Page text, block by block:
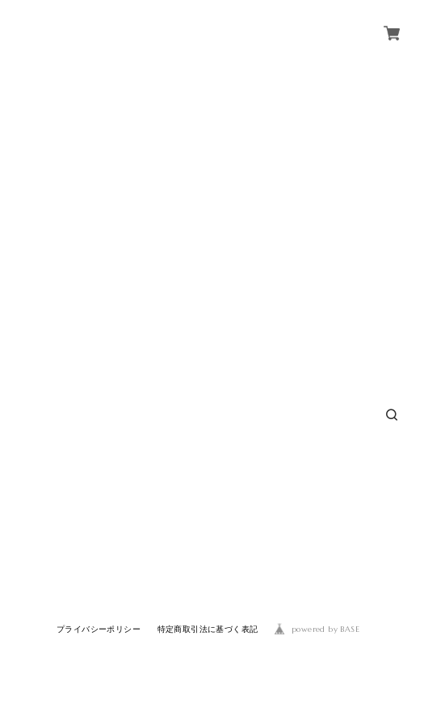
プライバシーポリシー 特定商取引法に基づく表記 powered by BASE